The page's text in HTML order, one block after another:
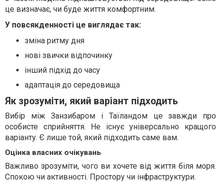
це визначає, чи буде життя комфортним.
У повсякденності це виглядає так:
зміна ритму дня
нові звички відпочинку
інший підхід до часу
адаптація до середовища
Як зрозуміти, який варіант підходить
Вибір між Занзибаром і Таїландом це завжди про
особисте сприйняття. Не існує універсально кращого
варіанту. Є лише той, який підходить саме вам.
Оцінка власних очікувань
Важливо зрозуміти, чого ви хочете від життя біля моря.
Спокою чи активності. Простору чи інфраструктури.